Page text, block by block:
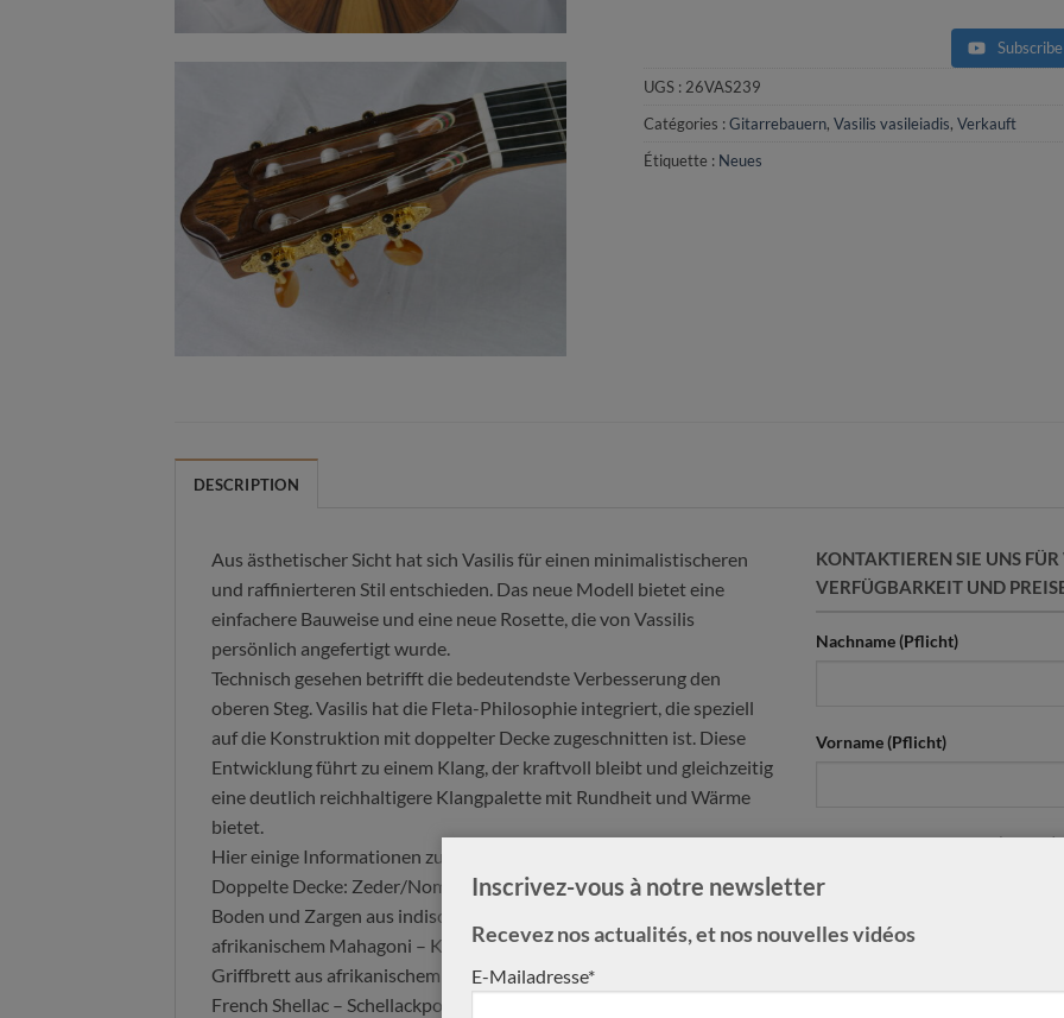
Subscribe
UGS :26VAS239
Catégories :Gitarrebauern, Vasilis vasileiadis, Verkauft
Étiquette : Neues
DESCRIPTION
Aus ästhetischer Sicht hat sich Vasilis für einen minimalistischeren
und raffinierteren Stil entschieden. Das neue Modell bietet eine
einfachere Bauweise und eine neue Rosette, die von Vassilis
persönlich angefertigt wurde.
Technisch gesehen betrifft die bedeutendste Verbesserung den
oberen Steg. Vasilis hat die Fleta-Philosophie integriert, die speziell
auf die Konstruktion mit doppelter Decke zugeschnitten ist. Diese
Entwicklung führt zu einem Klang, der kraftvoll bleibt und gleichzeitig
eine deutlich reichhaltigere Klangpalette mit Rundheit und Wärme
bietet.
Hier einige Informationen zu den Gitarren von Vasilis:
Doppelte Decke: Zeder/Nomex/Zeder
Boden und Zargen aus indischem Palisander und Verstärkung aus
afrikanischem Mahagoni – Khaya ivorensis
Griffbrett aus afrikanischem Ebenholz
French Shellac – Schellackpolitur – für die Decke und synthetisches Öl
KONTAKTIEREN SIE UNS
VERFÜGBARKEIT UND
Nachname (Pflicht)
Vorname (Pflicht)
Anschrift & Rufnummer (Pflicht)
E-Mailadresse (Pflicht)
Inscrivez-vous à notre newsletter
Recevez nos actualités, et nos nouvelles vidéos
E-Mailadresse*